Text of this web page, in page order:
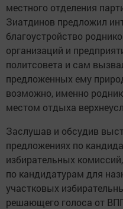
местного отделения
Зиатдинов предложил
благоустройство
организаций и
политсовета и сам
предложенных ему
возможно, именно
местом отдыха
Заслушав и обсудив
предложениях по
избирательных
по кандидатурам для
участковых
решающего голоса от